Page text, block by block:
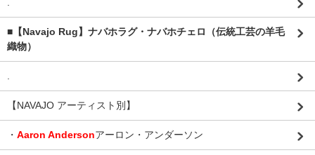
■【Navajo Rug】ナバホラグ・ナバホチェロ（伝統工芸の羊毛
織物）
【NAVAJO アーティスト別】
・ Aaron Andersonアーロン・アンダーソン